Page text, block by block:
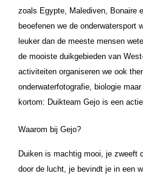
zoals Egypte, Malediven, Bonaire
beoefenen we de onderwatersport
leuker dan de meeste mensen
de mooiste duikgebieden van
activiteiten organiseren we ook
onderwaterfotografie, biologie
kortom: Duikteam Gejo is een
Waarom bij Gejo?
Duiken is machtig mooi, je zweeft
door de lucht, je bevindt je in een